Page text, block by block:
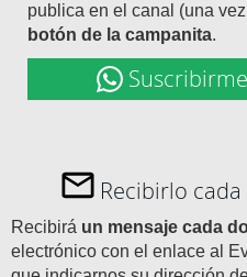
publica en el canal (una
botón de la campanita.
Recibirlo
Recibirá un mensaje cada
electrónico con el enlace al